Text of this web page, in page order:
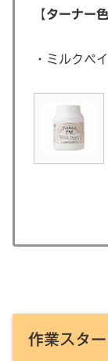
【ターナー
・ミルクペ
作業スター